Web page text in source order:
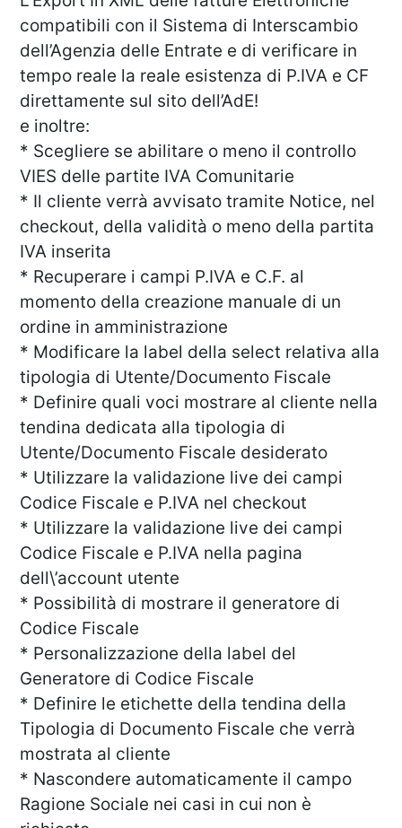
compatibili con il Sistema di Interscambio
dell’Agenzia delle Entrate e di verificare in
tempo reale la reale esistenza di P.IVA e CF
direttamente sul sito dell’AdE!
e inoltre:
* Scegliere se abilitare o meno il controllo
VIES delle partite IVA Comunitarie
* Il cliente verrà avvisato tramite Notice, nel
checkout, della validità o meno della partita
IVA inserita
* Recuperare i campi P.IVA e C.F. al
momento della creazione manuale di un
ordine in amministrazione
* Modificare la label della select relativa alla
tipologia di Utente/Documento Fiscale
* Definire quali voci mostrare al cliente nella
tendina dedicata alla tipologia di
Utente/Documento Fiscale desiderato
* Utilizzare la validazione live dei campi
Codice Fiscale e P.IVA nel checkout
* Utilizzare la validazione live dei campi
Codice Fiscale e P.IVA nella pagina
dell\’account utente
* Possibilità di mostrare il generatore di
Codice Fiscale
* Personalizzazione della label del
Generatore di Codice Fiscale
* Definire le etichette della tendina della
Tipologia di Documento Fiscale che verrà
mostrata al cliente
* Nascondere automaticamente il campo
Ragione Sociale nei casi in cui non è